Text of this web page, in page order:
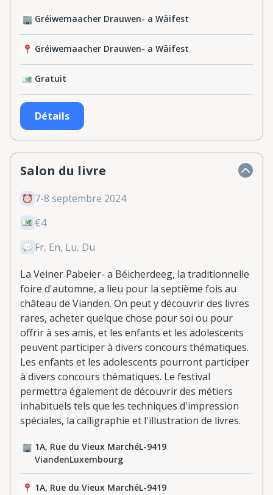
Gréiwemaacher Drauwen- a Wäifest
Gréiwemaacher Drauwen- a Wäifest
Gratuit
Détails
Salon du livre
7-8 septembre 2024
€4
Fr, En, Lu, Du
La Veiner Pabeier- a Béicherdeeg, la traditionnelle
foire d'automne, a lieu pour la septième fois au
château de Vianden. On peut y découvrir des livres
rares, acheter quelque chose pour soi ou pour
offrir à ses amis, et les enfants et les adolescents
peuvent participer à divers concours thématiques.
Les enfants et les adolescents pourront participer
à divers concours thématiques. Le festival
permettra également de découvrir des métiers
inhabituels tels que les techniques d'impression
spéciales, la calligraphie et l'illustration de livres.
1A, Rue du Vieux MarchéL-9419
ViandenLuxembourg
1A, Rue du Vieux MarchéL-9419